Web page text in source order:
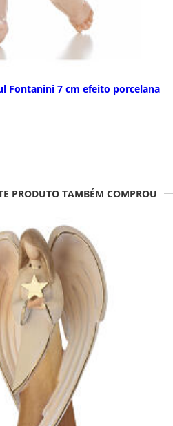
Fontanini 7 cm efeito porcelana
PRODUTO TAMBÉM COMPROU